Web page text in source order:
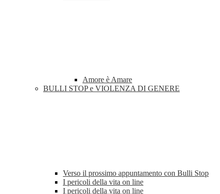
Amore è Amare
BULLI STOP e VIOLENZA DI GENERE
Verso il prossimo appuntamento con Bulli Stop
I pericoli della vita on line
I pericoli della vita on line